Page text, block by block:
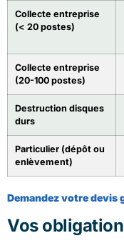
Collecte entreprise
(< 20 postes)
Collecte entreprise
(20-100 postes)
Destruction disques
durs
Particulier (dépôt ou
enlèvement)
Demandez votre devis
Vos